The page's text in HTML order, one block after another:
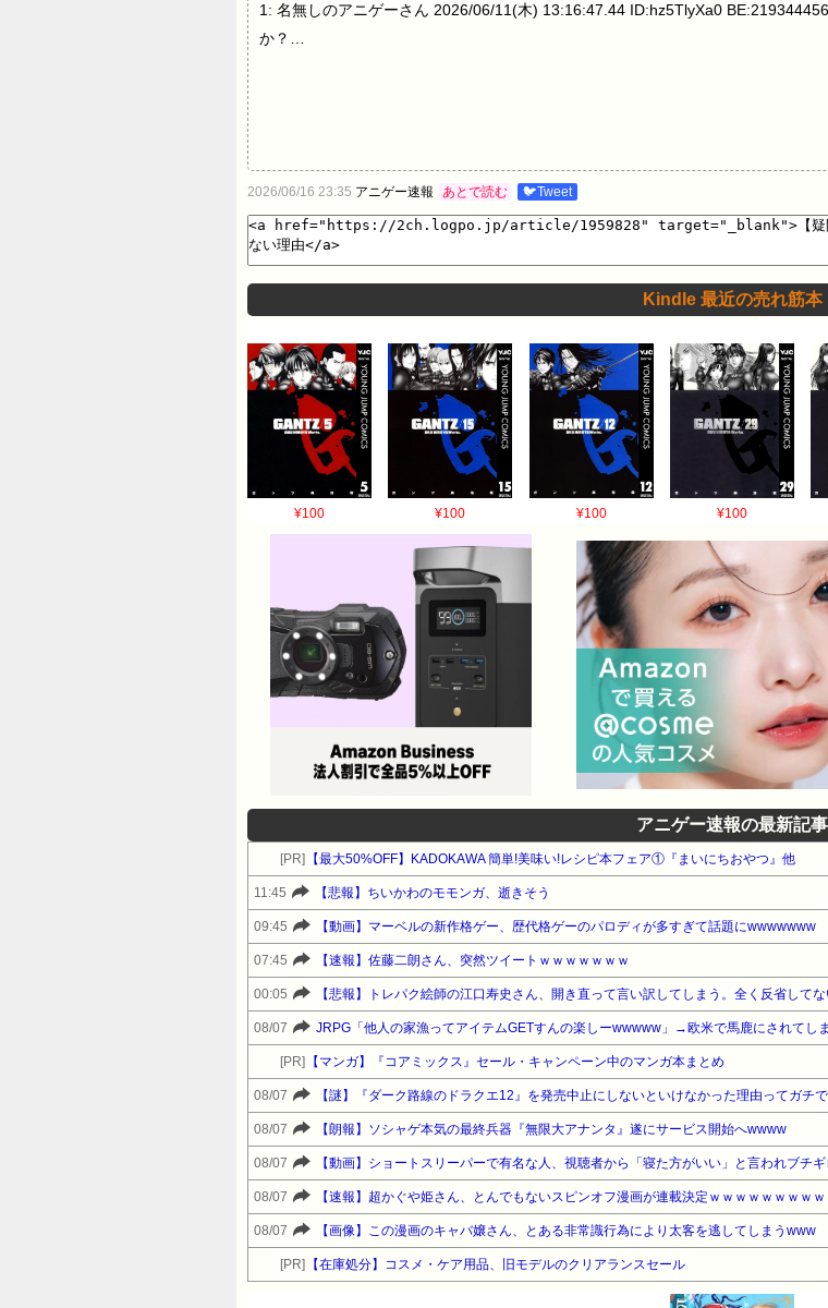
1: 名無しのアニゲーさん 2026/06/11(木) 13:16:47.44 ID:hz5TlyXa0
か？…
2026/06/16 23:35 アニゲー速報 あとで読む 🐦Tweet
Kindle 最近の売れ筋本
¥100 ¥100 ¥100 ¥100
アニゲー速報の最新記事
[PR] 【最大50%OFF】KADOKAWA 簡単!美味い!レシピ本フェア①『まいにちおやつ』他
11:45 【悲報】ちいかわのモモンガ、逝きそう
09:45 【動画】マーベルの新作格ゲー、歴代格ゲーのパロディが多すぎて話題にwwwwwww
07:45 【速報】佐藤二朗さん、突然ツイートｗｗｗｗｗｗｗ
00:05 【悲報】トレパク絵師の江口寿史さん、開き直って言い訳してしまう。全く反省して
08/07 JRPG「他人の家漁ってアイテムGETすんの楽しーwwwww」→欧米で馬鹿にされてし
[PR] 【マンガ】『コアミックス』セール・キャンペーン中のマンガ本まとめ
08/07 【謎】『ダーク路線のドラクエ12』を発売中止にしないといけなかった理由ってガチ
08/07 【朗報】ソシャゲ本気の最終兵器『無限大アナンタ』遂にサービス開始へwwww
08/07 【動画】ショートスリーパーで有名な人、視聴者から「寝た方がいい」と言われブチギ
08/07 【速報】超かぐや姫さん、とんでもないスピンオフ漫画が連載決定ｗｗｗｗｗｗｗｗ
08/07 【画像】この漫画のキャバ嬢さん、とある非常識行為により太客を逃してしまうwww
[PR] 【在庫処分】コスメ・ケア用品、旧モデルのクリアランスセール